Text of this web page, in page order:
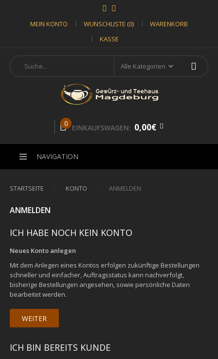
MEIN KONTO WUNSCHLISTE (0)
WARENKORB
KASSE
0 EINKAUFSWAGEN: 0,00€
NAVIGATION
STARTSEITE KONTO ANMELDEN
ANMELDEN
ICH HABE NOCH KEIN KONTO
Neues Konto anlegen
Mit dem Anlegen eines Kontos erfolgen zukünftige Bestellungen
schneller und einfacher, Auftragsstatus kann nachverfolgt,
bisherige Bestellungen angesehen, sowie persönliche Daten
bearbeitet werden.
WEITER
ICH BIN BEREITS KUNDE